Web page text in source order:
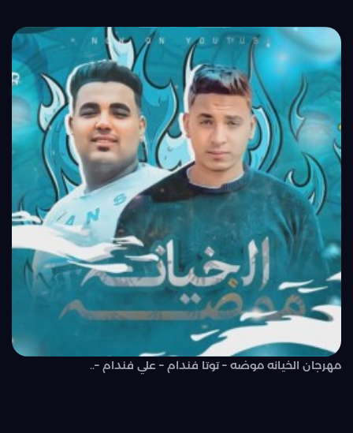
مهرجان الخيانه موضه – توتا فندام – علي فندام –..